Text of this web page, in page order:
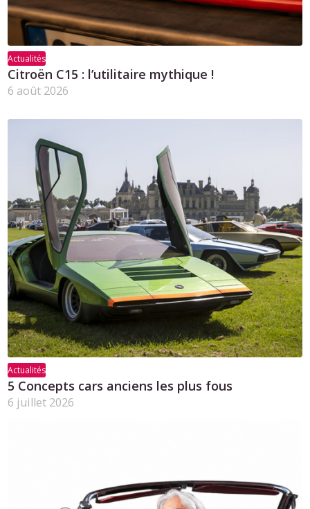
Actualités
Citroën C15 : l’utilitaire mythique !
6 août 2026
Actualités
5 Concepts cars anciens les plus fous
6 juillet 2026